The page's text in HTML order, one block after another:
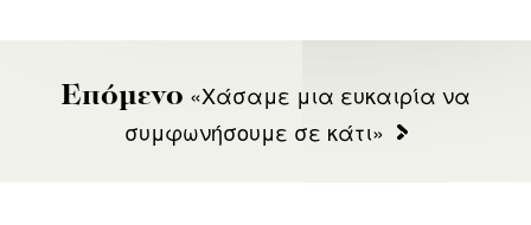
Επόμενο «Χάσαμε μια ευκαιρία να
συμφωνήσουμε σε κάτι»